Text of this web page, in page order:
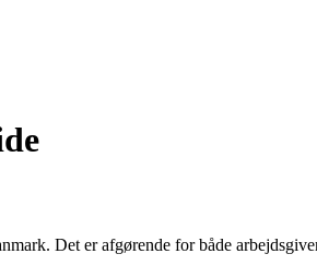
Det er afgørende for både